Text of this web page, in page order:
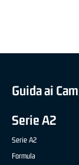
Guida ai
Serie A2
Serie A2
Formula